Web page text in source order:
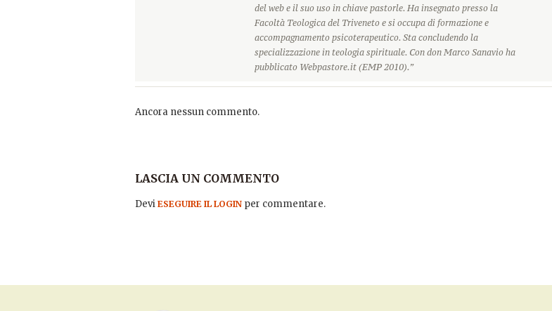
del web e il suo uso in chiave pastorle. Ha insegnato presso la
Facoltà Teologica del Triveneto e si occupa di formazione e
accompagnamento psicoterapeutico. Sta concludendo la
specializzazione in teologia spirituale. Con don Marco Sanavio ha
pubblicato Webpastore.it (EMP 2010).”
Ancora nessun commento.
LASCIA UN COMMENTO
Devi ESEGUIRE IL LOGIN per commentare.